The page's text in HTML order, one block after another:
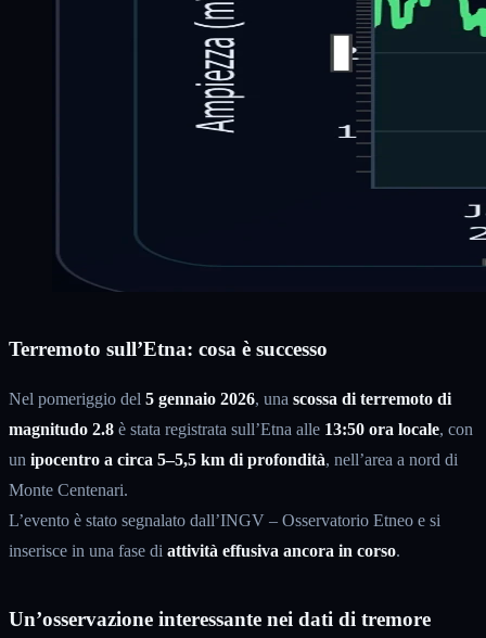
Terremoto sull’Etna: cosa è successo
Nel pomeriggio del 5 gennaio 2026, una scossa di terremoto di
magnitudo 2.8 è stata registrata sull’Etna alle 13:50 ora locale, con
un ipocentro a circa 5–5,5 km di profondità, nell’area a nord di
Monte Centenari.
L’evento è stato segnalato dall’INGV – Osservatorio Etneo e si
inserisce in una fase di attività effusiva ancora in corso.
Un’osservazione interessante nei dati di tremore